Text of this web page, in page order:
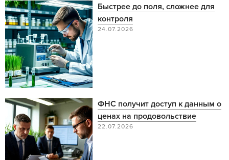
Быстрее до поля, сложнее для
контроля
24.07.2026
ФНС получит доступ к данным о
ценах на продовольствие
22.07.2026